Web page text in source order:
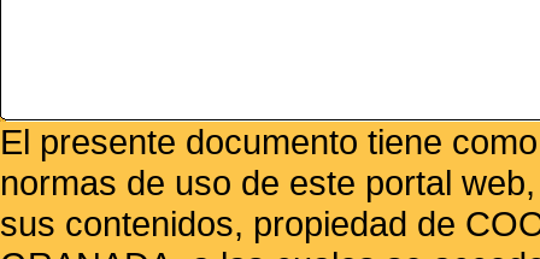
El presente documento tiene
normas de uso de este portal
sus contenidos, propiedad de